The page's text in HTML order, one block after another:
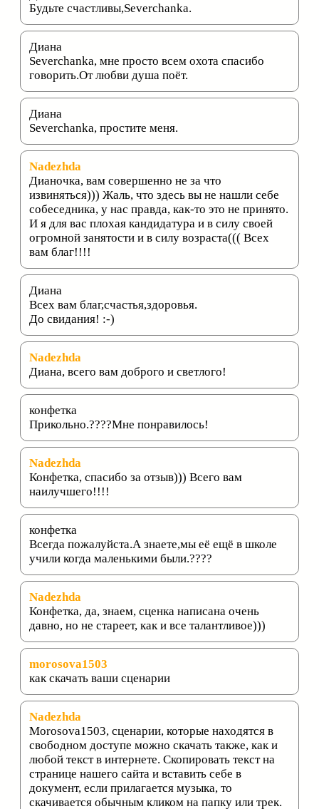
Будьте счастливы,Severchanka.
Диана
Severchanka, мне просто всем охота спасибо
говорить.От любви душа поёт.
Диана
Severchanka, простите меня.
Nadezhda
Дианочка, вам совершенно не за что
извиняться))) Жаль, что здесь вы не нашли себе
собеседника, у нас правда, как-то это не принято.
И я для вас плохая кандидатура и в силу своей
огромной занятости и в силу возраста((( Всех
вам благ!!!!
Диана
Всех вам благ,счастья,здоровья.
До свидания! :-)
Nadezhda
Диана, всего вам доброго и светлого!
конфетка
Прикольно.????Мне понравилось!
Nadezhda
Конфетка, спасибо за отзыв))) Всего вам
наилучшего!!!!
конфетка
Всегда пожалуйста.А знаете,мы её ещё в школе
учили когда маленькими были.????
Nadezhda
Конфетка, да, знаем, сценка написана очень
давно, но не стареет, как и все талантливое)))
morosova1503
как скачать ваши сценарии
Nadezhda
Morosova1503, сценарии, которые находятся в
свободном доступе можно скачать также, как и
любой текст в интернете. Скопировать текст на
странице нашего сайта и вставить себе в
документ, если прилагается музыка, то
скачивается обычным кликом на папку или трек.